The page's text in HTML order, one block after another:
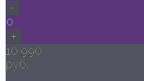
-
0
+
10 990
руб.